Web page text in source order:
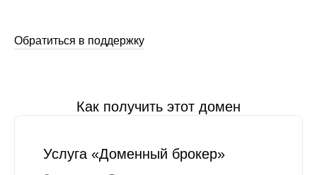
Обратиться в поддержку
Как получить этот домен
Услуга «Доменный брокер»